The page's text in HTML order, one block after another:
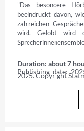
"Das besondere
beeindruckt davon,
zahlreichen
wird. Gelobt wird
Duration: about 7
Publishing date:
2025. Copyright